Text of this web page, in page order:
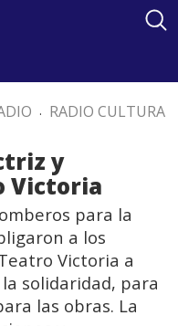
. RADIO CULTURA
y
Victoria
para la
a los
Victoria a
solidaridad, para
las obras. La